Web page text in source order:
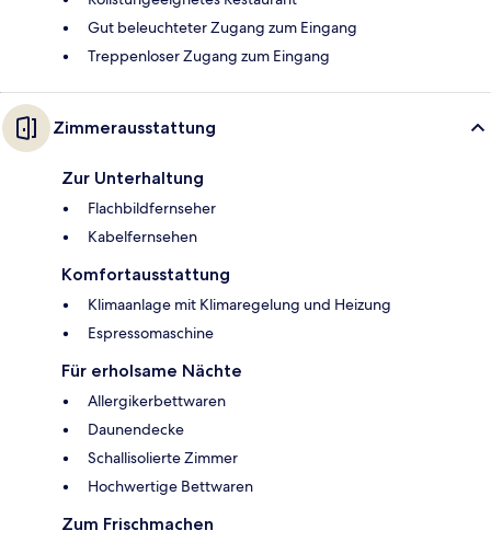
Gut beleuchteter Zugang zum Eingang
Treppenloser Zugang zum Eingang
Zimmerausstattung
Zur Unterhaltung
Flachbildfernseher
Kabelfernsehen
Komfortausstattung
Klimaanlage mit Klimaregelung und Heizung
Espressomaschine
Für erholsame Nächte
Allergikerbettwaren
Daunendecke
Schallisolierte Zimmer
Hochwertige Bettwaren
Zum Frischmachen